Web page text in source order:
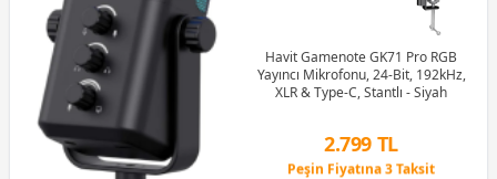
Havit Gamenote GK71 Pro RGB
Yayıncı Mikrofonu, 24-Bit, 192kHz,
XLR & Type-C, Stantlı - Siyah
2.799 TL
Peşin Fiyatına 3 Taksit